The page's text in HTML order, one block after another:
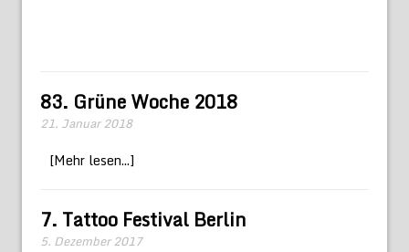
83. Grüne Woche 2018
21. Januar 2018
[Mehr lesen...]
7. Tattoo Festival Berlin
5. Dezember 2017